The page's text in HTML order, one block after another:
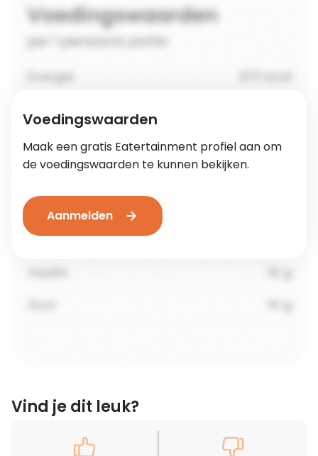
Voedingswaarden
Maak een gratis Eatertainment profiel aan om
de voedingswaarden te kunnen bekijken.
Aanmelden
Vind je dit leuk?